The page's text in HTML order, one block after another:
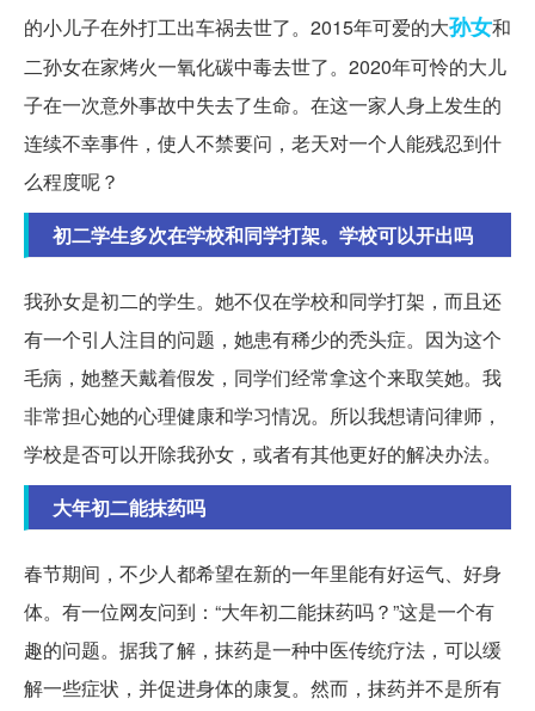
的小儿子在外打工出车祸去世了。2015年可爱的大孙女和
二孙女在家烤火一氧化碳中毒去世了。2020年可怜的大儿
子在一次意外事故中失去了生命。在这一家人身上发生的
连续不幸事件，使人不禁要问，老天对一个人能残忍到什
么程度呢？
初二学生多次在学校和同学打架。学校可以开出吗
我孙女是初二的学生。她不仅在学校和同学打架，而且还
有一个引人注目的问题，她患有稀少的秃头症。因为这个
毛病，她整天戴着假发，同学们经常拿这个来取笑她。我
非常担心她的心理健康和学习情况。所以我想请问律师，
学校是否可以开除我孙女，或者有其他更好的解决办法。
大年初二能抹药吗
春节期间，不少人都希望在新的一年里能有好运气、好身
体。有一位网友问到：“大年初二能抹药吗？”这是一个有
趣的问题。据我了解，抹药是一种中医传统疗法，可以缓
解一些症状，并促进身体的康复。然而，抹药并不是所有